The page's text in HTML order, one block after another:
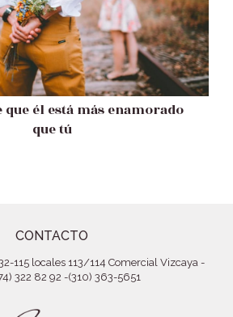
que él está más enamorado
que tú
CONTACTO
115 locales 113/114 Comercial Vizcaya -
322 82 92 -(310) 363-5651